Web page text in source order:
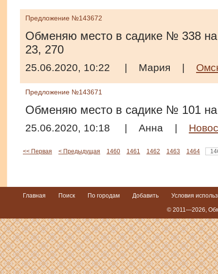
Предложение №143672
Обменяю место в садике № 338
23, 270
25.06.2020, 10:22 | Мария |
Предложение №143671
Обменяю место в садике № 101
25.06.2020, 10:18 | Анна |
<< Первая < Предыдущая 1460 1461 1462 1463 1464
Главная Поиск По городам Добавить Условия
© 2011—2026,